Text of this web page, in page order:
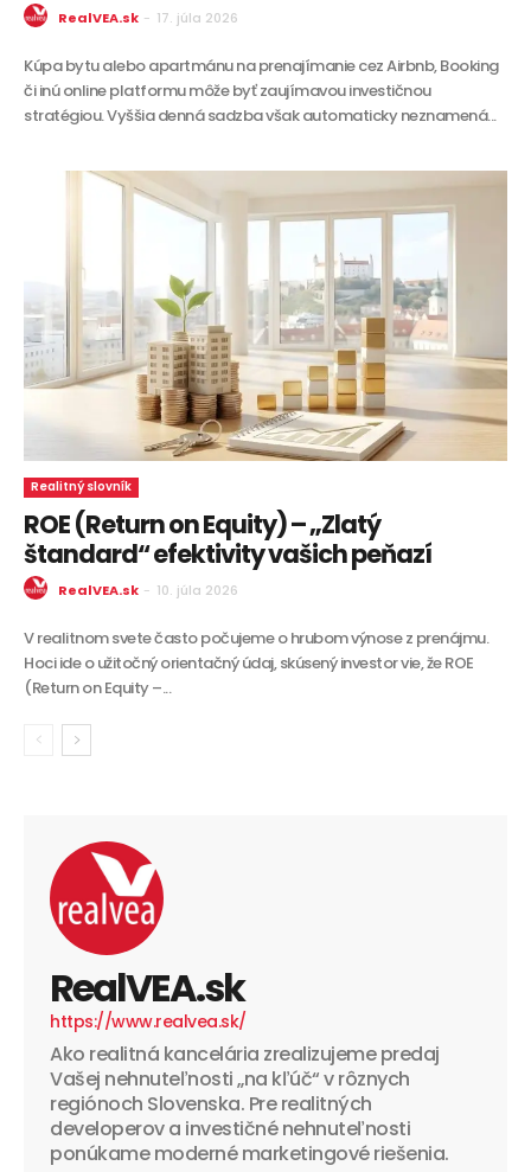
RealVEA.sk - 17. júla 2026
Kúpa bytu alebo apartmánu na prenajímanie cez Airbnb, Booking
či inú online platformu môže byť zaujímavou investičnou
stratégiou. Vyššia denná sadzba však automaticky neznamená...
Realitný slovník
ROE (Return on Equity) – „Zlatý
štandard“ efektivity vašich peňazí
RealVEA.sk - 10. júla 2026
V realitnom svete často počujeme o hrubom výnose z prenájmu.
Hoci ide o užitočný orientačný údaj, skúsený investor vie, že ROE
(Return on Equity –...
RealVEA.sk
https://www.realvea.sk/
Ako realitná kancelária zrealizujeme predaj
Vašej nehnuteľnosti „na kľúč“ v rôznych
regiónoch Slovenska. Pre realitných
developerov a investičné nehnuteľnosti
ponúkame moderné marketingové riešenia.